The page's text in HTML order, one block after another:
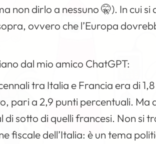
non dirlo a nessuno 🤫). In cui
ovvero che l’Europa
dal mio amico ChatGPT:
tra Italia e Francia era di
pari a 2,9 punti percentuali. Ma
di sotto di quelli francesi. Non si
fiscale dell’Italia: è un tema